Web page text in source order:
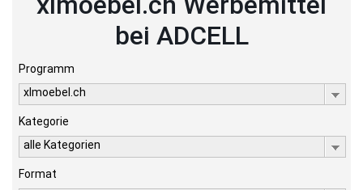
bei ADCELL
Programm
xlmoebel.ch
Kategorie
alle Kategorien
Format